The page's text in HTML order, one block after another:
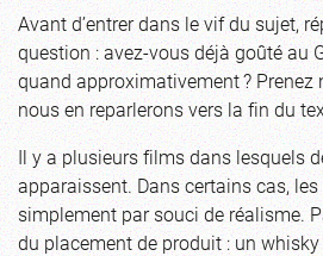
Avant d’entrer dans le vif du sujet,
question : avez-vous déjà goûté au
quand approximativement ? Prenez
nous en reparlerons vers la fin du
Il y a plusieurs films dans lesquels
apparaissent. Dans certains cas,
simplement par souci de réalisme.
du placement de produit : un